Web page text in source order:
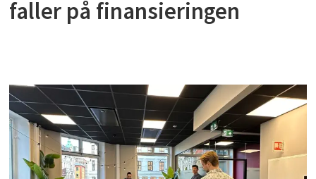
faller på finansieringen